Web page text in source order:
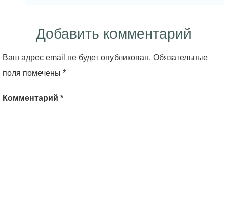
Добавить комментарий
Ваш адрес email не будет опубликован. Обязательные
поля помечены *
Комментарий *